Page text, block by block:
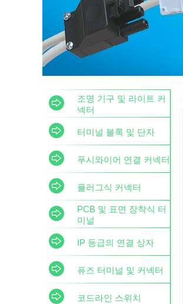
조명 기구 및 라이트 커
넥터
터미널 블록 및 단자
푸시와이어 연결 커넥터
플러그식 커넥터
PCB 및 표면 장착식 터
미널
IP 등급의 연결 상자
퓨즈 터미널 및 커넥터
코드라인 스위치